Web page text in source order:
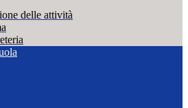
delle attività